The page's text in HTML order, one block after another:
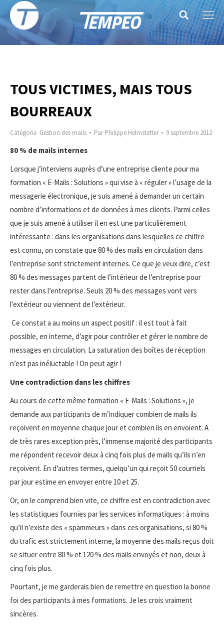
Search:
TOUS VICTIMES, MAIS TOUS
BOURREAUX
Catégorie Gestion des mails ParPhilippe Helmstetter 9 septembre 2012
80 % de mails internes
Lorsque j’interviens auprès d’une entreprise cliente pour ma
formation « E-Mails : Solutions » qui vise à « réguler » l’usage de la
messagerie électronique, je suis amené à demander un certain
nombre d’informations et de données à mes clients. Parmi celles
que je suis amené à utiliser il en est une particulièrement
intéressante : dans les organisations dans lesquelles ce chiffre
est connu, on constate que 80 % des mails en circulation dans
l’entreprise sont strictement internes. Ce que je veux dire, c’est
80 % des messages partent de l’intérieur de l’entreprise pour
rester dans l’entreprise. Seuls 20 % des messages vont vers
l’extérieur ou viennent de l’extérieur.
Ce constat a au moins un aspect positif : il est tout à fait
possible, en interne, d’agir pour contrôler et gérer le nombre de
messages en circulation. La saturation des boîtes de réception
n’est pas inéluctable ! On peut agir !
Une contradiction dans les chiffres
Au cours de cette même formation « E-Mails : Solutions », je
demande aux participants de m’indiquer combien de mails ils
reçoivent en moyenne chaque jour et combien ils en envoient. A
de très rares exception près, l’immense majorité des participants
me répondent recevoir deux à cinq fois plus de mails qu’ils n’en
reçoivent. En d’autres termes, quelqu’un qui reçoit 50 courriels
par jour estime en envoyer entre 10 et 25.
Or, on le comprend bien vite, ce chiffre est en contradiction avec
les statistiques fournies par les services informatiques : à moins
qu’il n’existe des « spammeurs » dans ces organisations, si 80 %
du trafic est strictement interne, la moyenne des mails reçus doit
se situer entre 80 % et 120 % des mails envoyés et non, deux à
cinq fois plus.
Pourtant, je me garderais bien de remettre en question la bonne
foi des participants à mes formations. Je les crois vraiment
sincères.